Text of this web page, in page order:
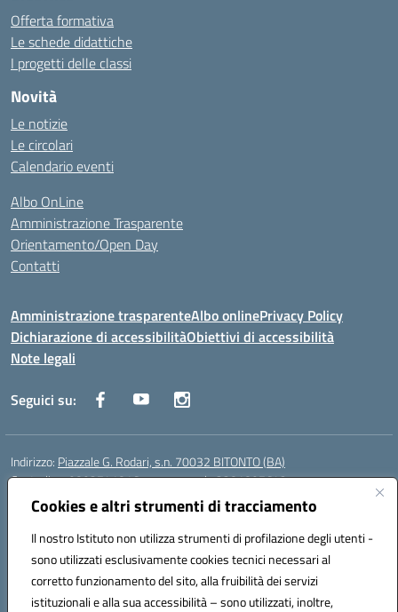
Cookies e altri strumenti di tracciamento
Il nostro Istituto non utilizza strumenti di profilazione degli utenti -
sono utilizzati esclusivamente cookies tecnici necessari al
corretto funzionamento del sito, alla fruibilità dei servizi
istituzionali e alla sua accessibilità – sono utilizzati, inoltre,
Offerta formativa
Le schede didattiche
I progetti delle classi
Novità
Le notizie
Le circolari
Calendario eventi
Albo OnLine
Amministrazione Trasparente
Orientamento/Open Day
Contatti
Amministrazione trasparenteAlbo onlinePrivacy Policy
Dichiarazione di accessibilitàObiettivi di accessibilità
Note legali
Seguici su:
Indirizzo: Piazzale G. Rodari, s.n. 70032 BITONTO (BA)
Centralino:0803741816 - corso serale 3381807642
Email: BATD220004@istruzione.it
Posta elettronica certificata (PEC):batd220004@pec.istruzione.it
Codice meccanografico:BATD220004
Codice Indice delle Pubbliche Amministrazioni (IPA): itcvg
Codice unico di fatturazione (CUF): UFIJVU